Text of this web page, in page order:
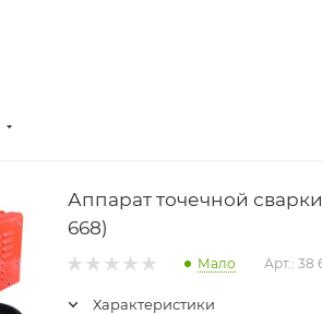
Аппарат точечной
668)
Мало Арт.: 38
Характеристики